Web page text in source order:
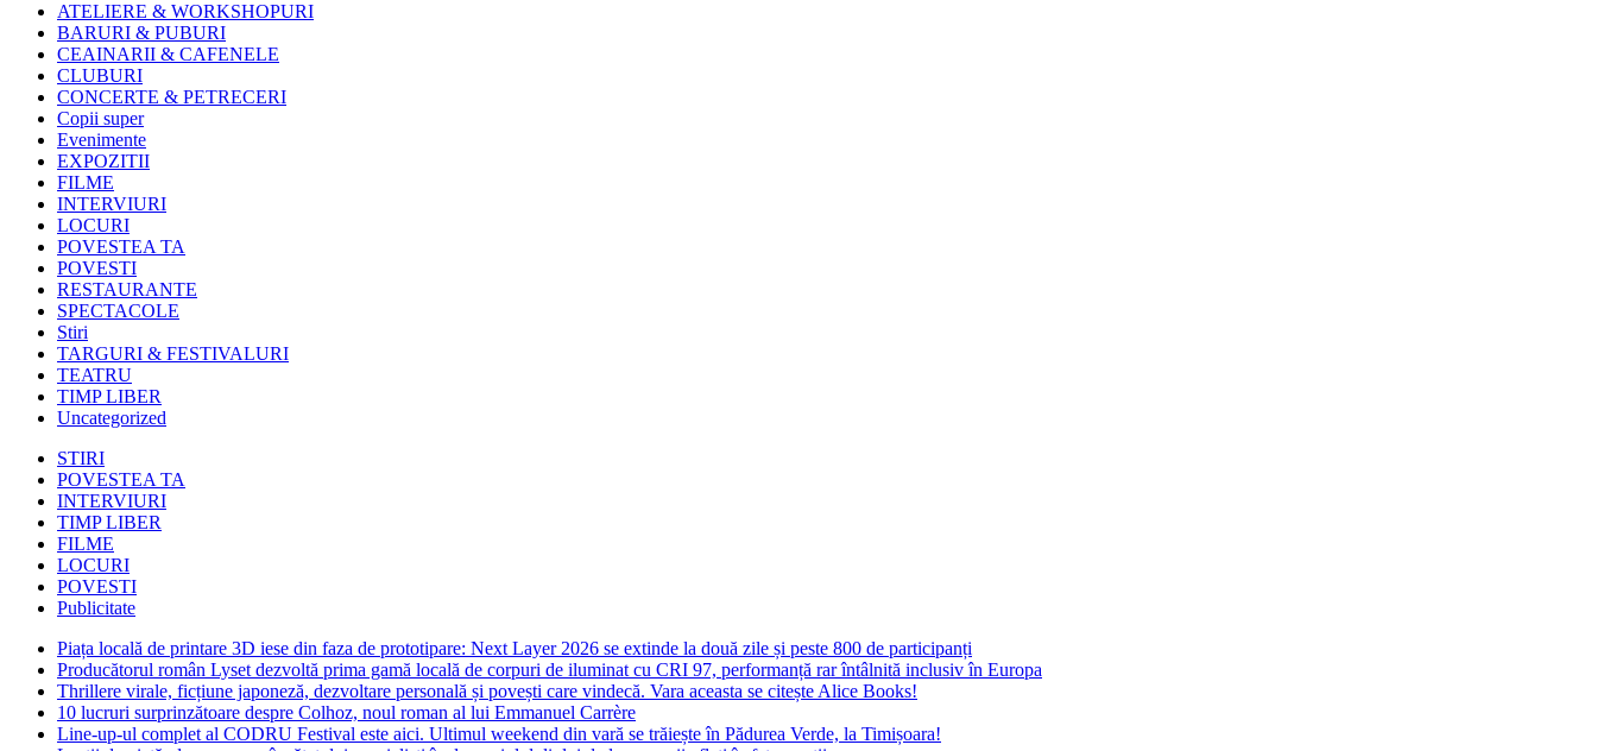
ATELIERE & WORKSHOPURI
BARURI & PUBURI
CEAINARII & CAFENELE
CLUBURI
CONCERTE & PETRECERI
Copii super
Evenimente
EXPOZITII
FILME
INTERVIURI
LOCURI
POVESTEA TA
POVESTI
RESTAURANTE
SPECTACOLE
Stiri
TARGURI & FESTIVALURI
TEATRU
TIMP LIBER
Uncategorized
STIRI
POVESTEA TA
INTERVIURI
TIMP LIBER
FILME
LOCURI
POVESTI
Publicitate
Piața locală de printare 3D iese din faza de prototipare: Next Layer 2026 se extinde la două zile și peste 800 de participanți
Producătorul român Lyset dezvoltă prima gamă locală de corpuri de iluminat cu CRI 97, performanță rar întâlnită inclusiv în Europa
Thrillere virale, ficțiune japoneză, dezvoltare personală și povești care vindecă. Vara aceasta se citește Alice Books!
10 lucruri surprinzătoare despre Colhoz, noul roman al lui Emmanuel Carrère
Line-up-ul complet al CODRU Festival este aici. Ultimul weekend din vară se trăiește în Pădurea Verde, la Timișoara!